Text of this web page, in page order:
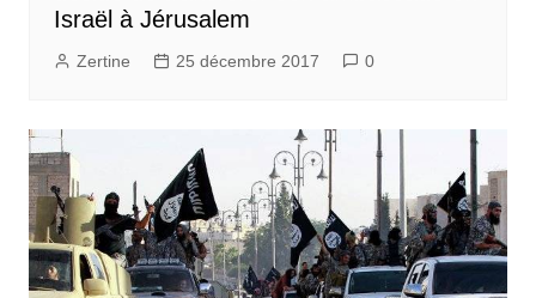
Israël à Jérusalem
Zertine 25 décembre 2017 0